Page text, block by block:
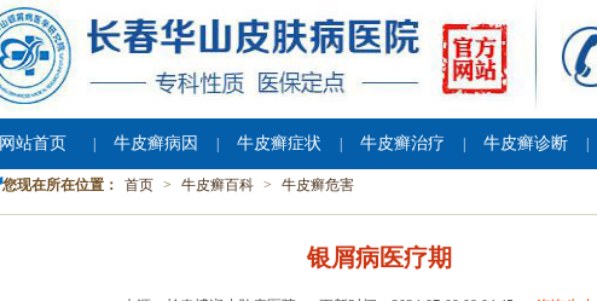
网站首页 牛皮癣病因 牛皮癣症状 牛皮癣治疗 牛皮癣诊断
您现在所在位置： 首页 > 牛皮癣百科 > 牛皮癣危害
银屑病医疗期